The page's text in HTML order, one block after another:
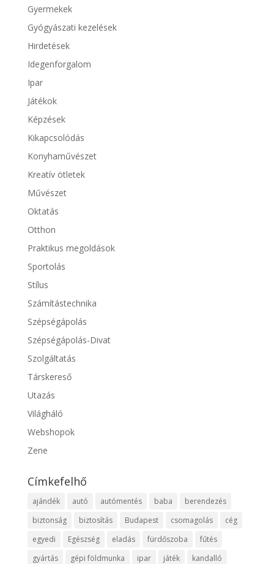
Gyermekek
Gyógyászati kezelések
Hirdetések
Idegenforgalom
Ipar
Játékok
Képzések
Kikapcsolódás
Konyhaművészet
Kreatív ötletek
Művészet
Oktatás
Otthon
Praktikus megoldások
Sportolás
Stílus
Számítástechnika
Szépségápolás
Szépségápolás-Divat
Szolgáltatás
Társkereső
Utazás
Világháló
Webshopok
Zene
Címkefelhő
ajándék autó autómentés baba
berendezés
biztonság
biztosítás Budapest csomagolás
cég
egyedi
Egészség eladás fürdőszoba
fűtés
gyártás
gépi földmunka ipar játék kandalló